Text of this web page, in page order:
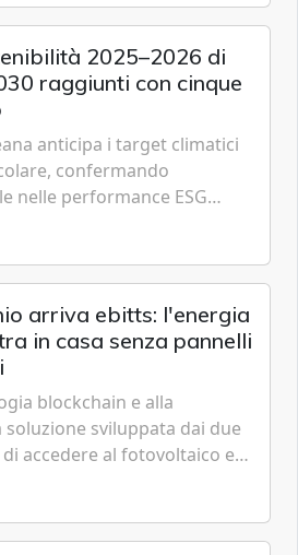
2025–2026 di
raggiunti con cinque
anticipa i target climatici
confermando
nelle performance ESG
accessibilità e governance
arriva ebitts: l'energia
in casa senza pannelli
blockchain e alla
sviluppata dai due
accedere al fotovoltaico e
risparmi diretti in bolletta,